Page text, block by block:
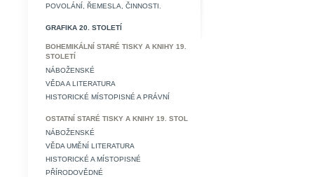
POVOLÁNÍ, ŘEMESLA, ČINNOSTI.
GRAFIKA 20. STOLETÍ
BOHEMIKÁLNÍ STARÉ TISKY A KNIHY 19.
STOLETÍ
NÁBOŽENSKÉ
VĚDA A LITERATURA
HISTORICKÉ MÍSTOPISNÉ A PRÁVNÍ
OSTATNÍ STARÉ TISKY A KNIHY 19. STOL
NÁBOŽENSKÉ
VĚDA UMĚNÍ LITERATURA
HISTORICKÉ A MÍSTOPISNÉ
PŘÍRODOVĚDNÉ